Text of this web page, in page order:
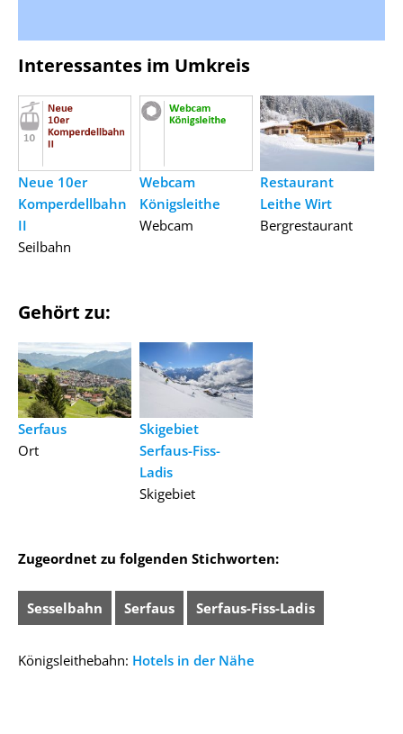
Interessantes im Umkreis
Neue 10er
Komperdellbahn
II
Seilbahn
Webcam
Königsleithe
Webcam
Restaurant
Leithe Wirt
Bergrestaurant
Gehört zu:
Serfaus
Ort
Skigebiet
Serfaus-Fiss-
Ladis
Skigebiet
Zugeordnet zu folgenden Stichworten:
Sesselbahn Serfaus Serfaus-Fiss-Ladis
Königsleithebahn: Hotels in der Nähe